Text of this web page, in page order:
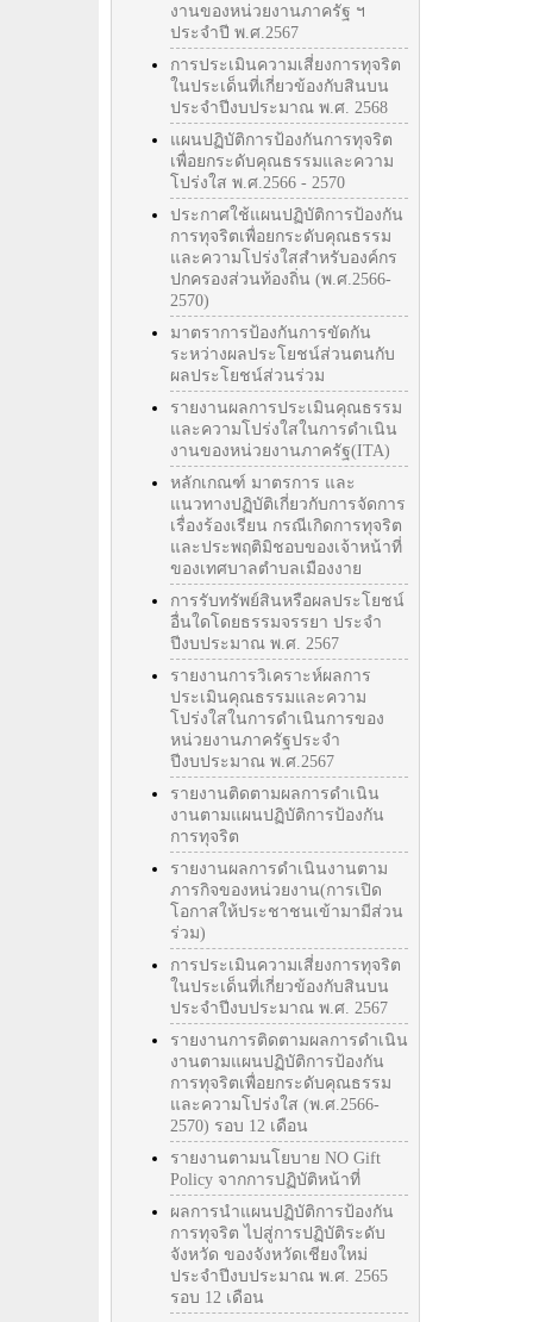
งานของหน่วยงานภาครัฐ ฯ
ประจำปี พ.ศ.2567
การประเมินความเสี่ยงการทุจริต
ในประเด็นที่เกี่ยวข้องกับสินบน
ประจำปีงบประมาณ พ.ศ. 2568
แผนปฏิบัติการป้องกันการทุจริต
เพื่อยกระดับคุณธรรมและความ
โปร่งใส พ.ศ.2566 - 2570
ประกาศใช้แผนปฏิบัติการป้องกัน
การทุจริตเพื่อยกระดับคุณธรรม
และความโปร่งใสสำหรับองค์กร
ปกครองส่วนท้องถิ่น (พ.ศ.2566-
2570)
มาตราการป้องกันการขัดกัน
ระหว่างผลประโยชน์ส่วนตนกับ
ผลประโยชน์ส่วนร่วม
รายงานผลการประเมินคุณธรรม
และความโปร่งใสในการดำเนิน
งานของหน่วยงานภาครัฐ(ITA)
หลักเกณฑ์ มาตรการ และ
แนวทางปฏิบัติเกี่ยวกับการจัดการ
เรื่องร้องเรียน กรณีเกิดการทุจริต
และประพฤติมิชอบของเจ้าหน้าที่
ของเทศบาลตำบลเมืองงาย
การรับทรัพย์สินหรือผลประโยชน์
อื่นใดโดยธรรมจรรยา ประจำ
ปีงบประมาณ พ.ศ. 2567
รายงานการวิเคราะห์ผลการ
ประเมินคุณธรรมและความ
โปร่งใสในการดำเนินการของ
หน่วยงานภาครัฐประจำ
ปีงบประมาณ พ.ศ.2567
รายงานติดตามผลการดำเนิน
งานตามแผนปฏิบัติการป้องกัน
การทุจริต
รายงานผลการดำเนินงานตาม
ภารกิจของหน่วยงาน(การเปิด
โอกาสให้ประชาชนเข้ามามีส่วน
ร่วม)
การประเมินความเสี่ยงการทุจริต
ในประเด็นที่เกี่ยวข้องกับสินบน
ประจำปีงบประมาณ พ.ศ. 2567
รายงานการติดตามผลการดำเนิน
งานตามแผนปฏิบัติการป้องกัน
การทุจริตเพื่อยกระดับคุณธรรม
และความโปร่งใส (พ.ศ.2566-
2570) รอบ 12 เดือน
รายงานตามนโยบาย NO Gift
Policy จากการปฏิบัติหน้าที่
ผลการนำแผนปฏิบัติการป้องกัน
การทุจริต ไปสู่การปฏิบัติระดับ
จังหวัด ของจังหวัดเชียงใหม่
ประจำปีงบประมาณ พ.ศ. 2565
รอบ 12 เดือน